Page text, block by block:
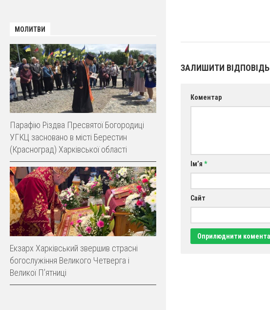
ЗАЛИШИТИ ВІДПОВІДЬ
Коментар
Ім’я *
Сайт
МОЛИТВИ
Парафію Різдва Пресвятої Богородиці
УГКЦ засновано в місті Берестин
(Красноград) Харківської області
Екзарх Харківський звершив страсні
богослужіння Великого Четверга і
Великої Пʼятниці